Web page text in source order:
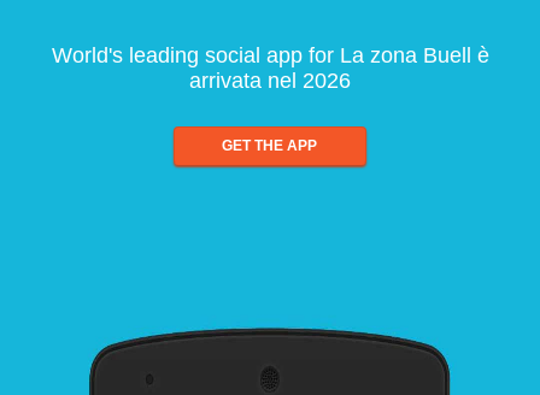
World's leading social app for La zona Buell è
arrivata nel 2026
GET THE APP